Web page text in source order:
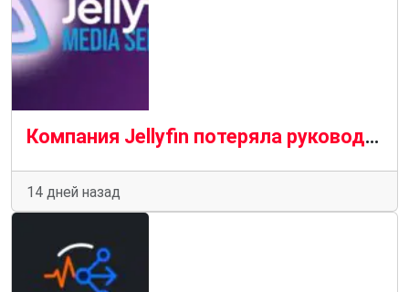
Компания Jellyfin потеряла руководителя проекта и ключевого члена команды в результате масштабных кадровых перестановок.
14 дней назад